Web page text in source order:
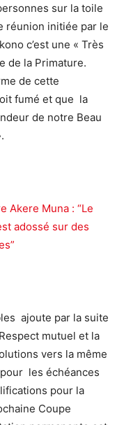
sur la toile
réunion initiée par le
c’est une « Très
de la Primature.
de cette
fumé et que la
de notre Beau
Akere Muna : “Le
adossé sur des
ajoute par la suite
mutuel et la
vers la même
les échéances
pour la
Coupe